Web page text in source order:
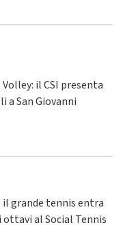
il CSI presenta
a San Giovanni
il grande tennis entra
al Social Tennis